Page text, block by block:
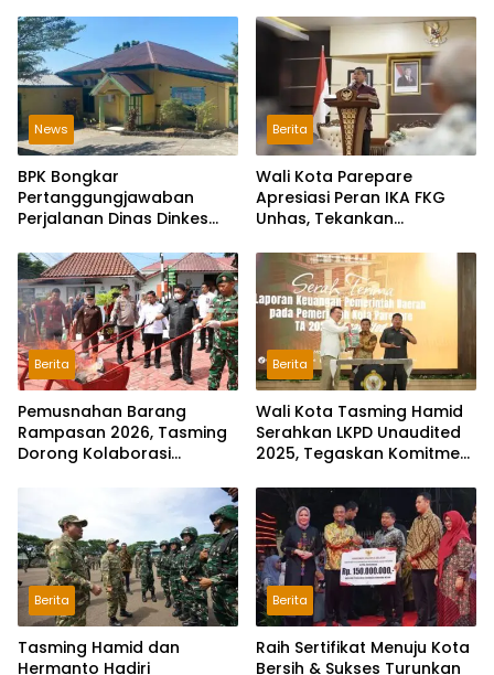
News
BPK Bongkar
Pertanggungjawaban
Perjalanan Dinas Dinkes
Tanpa Bukti Pengeluaran
Riil
Berita
Wali Kota Parepare
Apresiasi Peran IKA FKG
Unhas, Tekankan
dan Sinergi
Berita
Pemusnahan Barang
Rampasan 2026, Tasming
Dorong Kolaborasi
Berita
Wali Kota Tasming Hamid
Serahkan LKPD Unaudited
2025, Tegaskan Komitmen
Berita
Tasming Hamid dan
Hermanto Hadiri
Berita
Raih Sertifikat Menuju Kota
Bersih & Sukses Turunkan